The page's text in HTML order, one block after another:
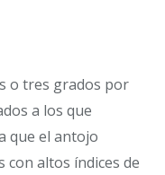
o tres grados por
a los que
que el antojo
con altos índices de